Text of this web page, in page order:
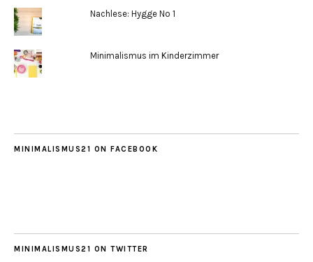
Nachlese: Hygge No 1
Minimalismus im Kinderzimmer
MINIMALISMUS21 ON FACEBOOK
MINIMALISMUS21 ON TWITTER